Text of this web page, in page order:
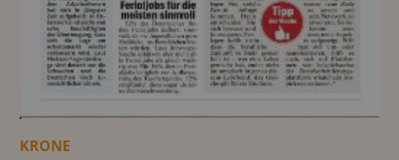
KRONE